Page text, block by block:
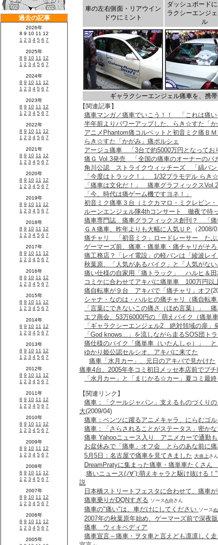
車の左右側面・リアウイン
ドウにミント
ダッシュボード
ラクシーエンジ
ル
ギャラクシーエンジェル痛車を、携
【関連記事】
痛車マンガ／痛車でいこう！！ 「これは痛
半年前よりパワーアップした、らき☆すた「
アニメPhantom痛コルベットと初音ミク痛Ｂ
らき☆すた「かがみ」痛ポルシェ
アージュ痛車 「3台で約5000万円となってお
痛Ｇ Vol.3発売 「全国の痛車のオーナーのバ
角川公認 ストライクウィッチーズ 「縞パン
「今度はトラック！」 1/32プラモデル ら
「痛車は文化だ！」 痛車グラフィックス
「今、時代は痛ゲーム機ですヨネ！」
初音ミク痛車３台（ミクカマロ・ミクレビン
ルーンエンジェル隊4thコンサート 徹夜で待
痛車専門誌 痛車グラフィックス創刊？ 「痛
ＧＡ痛車、昨年よりも大幅に人気ＵＰ
（2008/
痛チャリ 「初音ミク」ロードレーサー たぶ
ゲーマーズ前、痛車・痛単車・痛チャリがそ
痛工務店？「レイ電設」の軽バンは「綾波レ
秋葉原、「人気があるバイク」と「人気がな
痛い仕様の自家用「痛トラック」 ハルヒ＆田
コミケに合わせてアキバに痛単車 100万円以
痛自転車が９台 アキバで「痛チャリ」オフ
シャナ・なのは・ハルヒの痛チャリ（痛自転
「言葉にできないこの痛さ（ほめ言葉）」
エフ商会、53万6000円の「萌えバイク（痛単
「ギャラクシーエンジェル2 絶対領域の扉」
「God knows...」を流しながら走るSOS団ト
痛仕様のバイク「痛単車（いたんしゃ）」
ゆかり姫公認セルシオ、アキバに来てた
痛車「水月カー」、元日のアキバで見かけた
痛車4台、2005年冬コミ初日メッセ本店前でプ
「水月カー」と「まじかる☆カー」夏コミ最
【関連リンク】
痛車：「クールジャパン」支えるものづくり
大(2009/04)
痛車：ベンツに躍るアニメキャラ、にらむゴ
痛車：「さらされることがステータス」密か
痛車 Yahooニュース入り アニメカーで通勤
お盆休みで「痛車」オフ会 とらのあな前に
5月5日：名古屋で痛車を見てきました 大炎上さん
DreamPratyに集まった痛車・痛単車たくさ
.痛いニュース(ﾉ∀`):萌えキャラと駆け抜ける
説
日本橋ストリートフェスタに合わせて、痛車
痛車乗りがDQNすぎる ソースA@さん
痛車の"痛い"は、車だけにしてください ソース
2007年の秋葉原年始め、ゲーマーズ前で深夜
痛車 ウィキペディア
痛車宣言～痛車・ヲタ車と言えども凛凛しく